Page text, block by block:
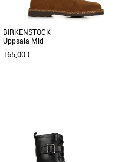
BIRKENSTOCK
Uppsala Mid
165,00 €
Bottes femme
Parfaites pour affronter le froid de
l’hiver ! Les bottes mi-hautes Uppsala
Mid de BIRKENSTOCK présentent [...]